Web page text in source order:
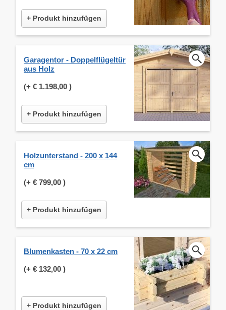
+ Produkt hinzufügen
Garagentor - Doppelflügeltür
aus Holz
(+ € 1.198,00 )
+ Produkt hinzufügen
Holzunterstand - 200 x 144
cm
(+ € 799,00 )
+ Produkt hinzufügen
Blumenkasten - 70 x 22 cm
(+ € 132,00 )
+ Produkt hinzufügen